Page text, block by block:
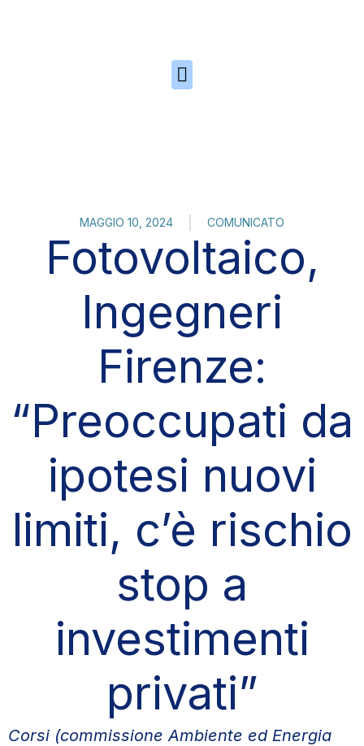
MAGGIO 10, 2024 COMUNICATO
Fotovoltaico,
Ingegneri
Firenze:
“Preoccupati da
ipotesi nuovi
limiti, c’è rischio
stop a
investimenti
privati”
Corsi (commissione Ambiente ed Energia